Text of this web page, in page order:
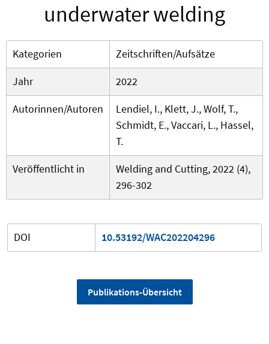
underwater welding
Kategorien
Zeitschriften/Aufsätze
Jahr
2022
Autorinnen/Autoren
Lendiel, I., Klett, J., Wolf, T.,
Schmidt, E., Vaccari, L., Hassel,
T.
Veröffentlicht in
Welding and Cutting, 2022 (4),
296-302
DOI 10.53192/WAC202204296
Publikations-Übersicht